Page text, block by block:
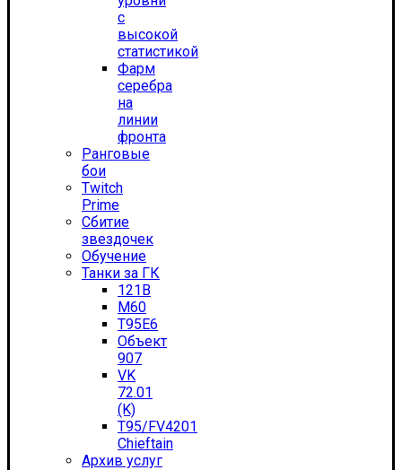
с
высокой
статистикой
Фарм
серебра
на
линии
фронта
Ранговые
бои
Twitch
Prime
Сбитие
звездочек
Обучение
Танки за ГК
121B
M60
T95E6
Объект
907
VK
72.01
(K)
T95/FV4201
Chieftain
Архив услуг